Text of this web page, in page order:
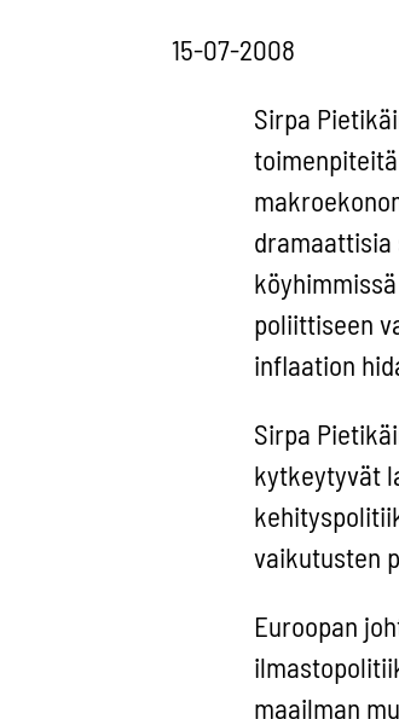
15-07-2008
Sirpa
dramaattisia
poliittiseen
inflaation
Sirpa
kytkeytyvät
vaikutusten
Euroopan
maailman